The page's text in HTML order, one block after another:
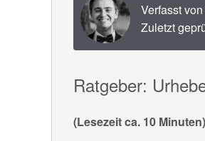
Verfasst von
Zuletzt
Ratgeber:
(Lesezeit ca. 10 Minuten)